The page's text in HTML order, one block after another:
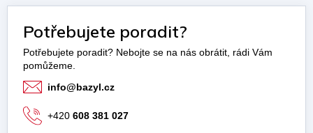
Potřebujete poradit?
info@bazyl.cz
+420 608 381 027